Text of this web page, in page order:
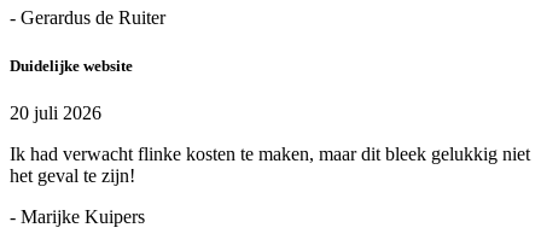
- Gerardus de Ruiter
Duidelijke website
20 juli 2026
Ik had verwacht flinke kosten te maken, maar dit bleek gelukkig niet
het geval te zijn!
- Marijke Kuipers